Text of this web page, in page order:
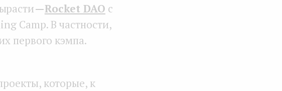
—Rocket DAO c
Camp. В частности,
первого кэмпа.
которые, к